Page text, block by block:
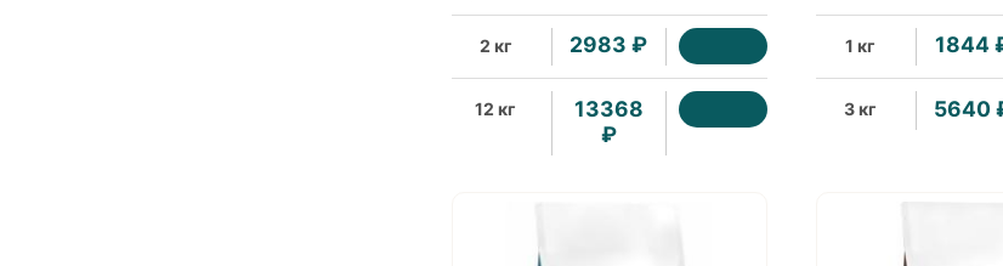
2 кг
2983 ₽
12 кг
13368
₽
1 кг 1844
3 кг 5640